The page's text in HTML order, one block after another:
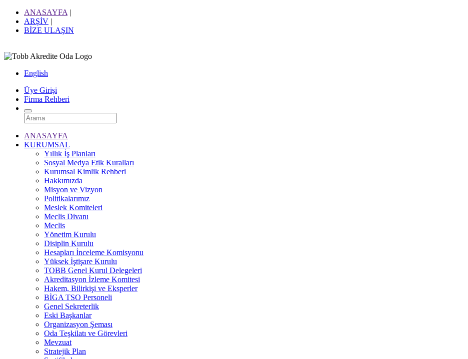
ANASAYFA |
ARŞİV |
BİZE ULAŞIN
English
Üye Girişi
Firma Rehberi
ANASAYFA
KURUMSAL
Yıllık İş Planları
Sosyal Medya Etik Kuralları
Kurumsal Kimlik Rehberi
Hakkımızda
Misyon ve Vizyon
Politikalarımız
Meslek Komiteleri
Meclis Divanı
Meclis
Yönetim Kurulu
Disiplin Kurulu
Hesapları İnceleme Komisyonu
Yüksek İştişare Kurulu
TOBB Genel Kurul Delegeleri
Akreditasyon İzleme Komitesi
Hakem, Bilirkişi ve Eksperler
BİGA TSO Personeli
Genel Sekreterlik
Eski Başkanlar
Organizasyon Şeması
Oda Teşkilatı ve Görevleri
Mevzuat
Stratejik Plan